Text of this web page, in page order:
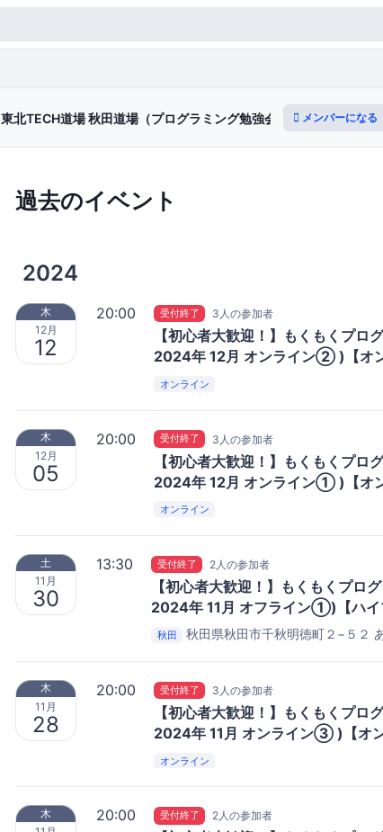
東北TECH道場 秋田道場（プログラミング勉強会） メンバーになる
過去のイベント
2024
木
12月
12
20:00 受付終了 3人の参加者
【初心者大歓迎！】もくもくプ
2024年 12月 オンライン② )【オン
オンライン
木
12月
05
20:00 受付終了 3人の参加者
【初心者大歓迎！】もくもくプ
2024年 12月 オンライン① )【オン
オンライン
土
11月
30
13:30 受付終了 2人の参加者
【初心者大歓迎！】もくもくプロ
2024年 11月 オフライン①)【ハイ
秋田 秋田県秋田市千秋明徳町２−５２
木
11月
28
20:00 受付終了 3人の参加者
【初心者大歓迎！】もくもくプ
2024年 11月 オンライン③ )【オン
オンライン
木
20:00 受付終了 2人の参加者